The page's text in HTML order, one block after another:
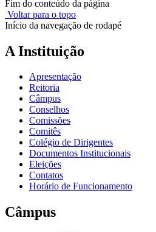
Fim do conteúdo da página
Voltar para o topo
Início da navegação de rodapé
A Instituição
Apresentação
Reitoria
Câmpus
Conselhos
Comissões
Comitês
Colégio de Dirigentes
Documentos Institucionais
Eleições
Contatos
Horário de Funcionamento
Câmpus